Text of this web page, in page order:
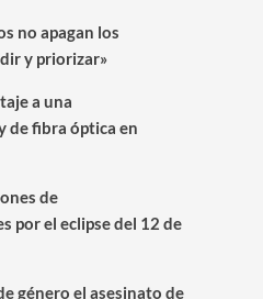
no apagan los
y priorizar»
a una
de fibra óptica en
de
por el eclipse del 12 de
género el asesinato de